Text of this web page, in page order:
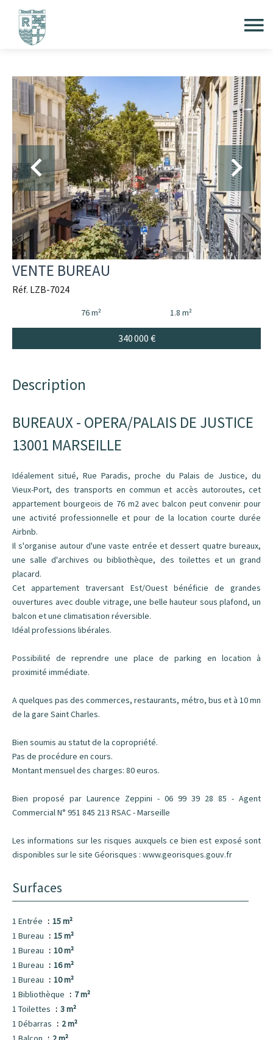
VENTE BUREAU
Réf. LZB-7024
76 m² 1.8 m²
340 000 €
Description
BUREAUX - OPERA/PALAIS DE JUSTICE
13001 MARSEILLE
Idéalement situé, Rue Paradis, proche du Palais de Justice, du
Vieux-Port, des transports en commun et accès autoroutes, cet
appartement bourgeois de 76 m2 avec balcon peut convenir pour
une activité professionnelle et pour de la location courte durée
Airbnb.
Il s'organise autour d'une vaste entrée et dessert quatre bureaux,
une salle d'archives ou bibliothèque, des toilettes et un grand
placard.
Cet appartement traversant Est/Ouest bénéficie de grandes
ouvertures avec double vitrage, une belle hauteur sous plafond, un
balcon et une climatisation réversible.
Idéal professions libérales.
Possibilité de reprendre une place de parking en location à
proximité immédiate.
A quelques pas des commerces, restaurants, métro, bus et à 10 mn
de la gare Saint Charles.
Bien soumis au statut de la copropriété.
Pas de procédure en cours.
Montant mensuel des charges: 80 euros.
Bien proposé par Laurence Zeppini - 06 99 39 28 85 - Agent
Commercial N° 951 845 213 RSAC - Marseille
Les informations sur les risques auxquels ce bien est exposé sont
disponibles sur le site Géorisques : www.georisques.gouv.fr
Surfaces
1 Entrée
15 m²
1 Bureau
15 m²
1 Bureau
10 m²
1 Bureau
16 m²
1 Bureau
10 m²
1 Bibliothèque
7 m²
1 Toilettes
3 m²
1 Débarras
2 m²